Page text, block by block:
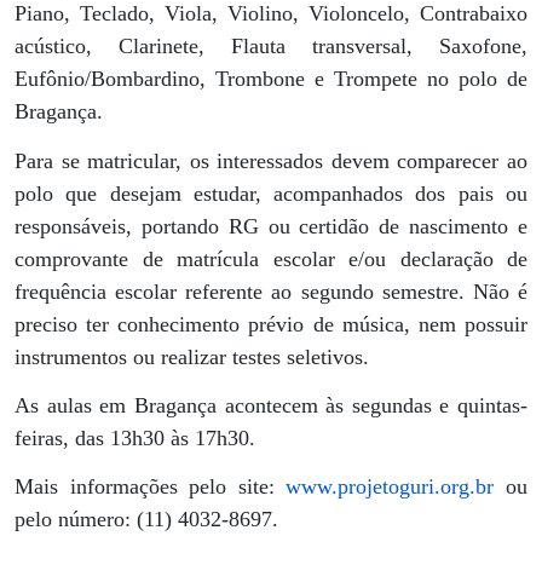
Piano, Teclado, Viola, Violino, Violoncelo, Contrabaixo
acústico, Clarinete, Flauta transversal, Saxofone,
Eufônio/Bombardino, Trombone e Trompete no polo de
Bragança.
Para se matricular, os interessados devem comparecer ao
polo que desejam estudar, acompanhados dos pais ou
responsáveis, portando RG ou certidão de nascimento e
comprovante de matrícula escolar e/ou declaração de
frequência escolar referente ao segundo semestre. Não é
preciso ter conhecimento prévio de música, nem possuir
instrumentos ou realizar testes seletivos.
As aulas em Bragança acontecem às segundas e quintas-
feiras, das 13h30 às 17h30.
Mais informações pelo site:www.projetoguri.org.br ou
pelo número: (11) 4032-8697.